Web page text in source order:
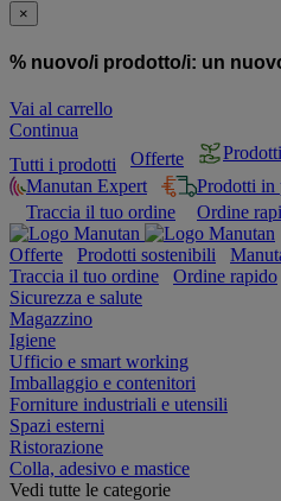
×
% nuovo/i prodotto/i: un
Vai al carrello
Continua
Tutti i prodotti
Offerte
Manutan Expert
Prodotti in
Traccia il tuo ordine
Ordine
Offerte Prodotti sostenibili
Traccia il tuo ordine
Ordine rapido
Sicurezza e salute
Magazzino
Igiene
Ufficio e smart working
Imballaggio e contenitori
Forniture industriali e utensili
Spazi esterni
Ristorazione
Colla, adesivo e mastice
Vedi tutte le categorie